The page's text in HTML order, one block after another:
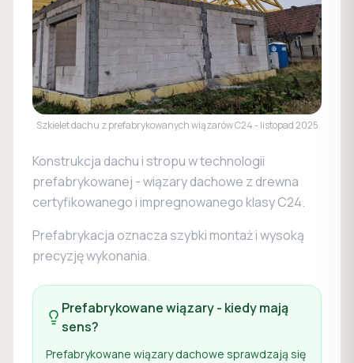
Szkielet dachu z prefabrykowanych wiązarów C24 - listopad 2025
Konstrukcja dachu i stropu w technologii
prefabrykowanej - wiązary dachowe z drewna
certyfikowanego i impregnowanego klasy C24.
Prefabrykacja oznacza szybki montaż i wysoką
precyzję wykonania.
Prefabrykowane wiązary - kiedy mają
sens?
Prefabrykowane wiązary dachowe sprawdzają się